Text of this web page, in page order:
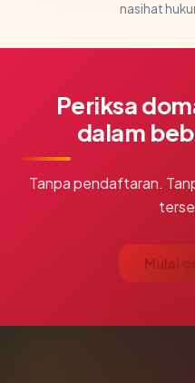
nasihat
Periksa
dalam
Tanpa pendaftaran.
Mulai